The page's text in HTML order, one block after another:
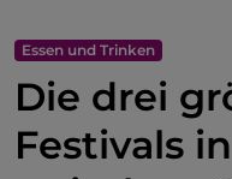
Essen und Trinken
Die drei
Festivals